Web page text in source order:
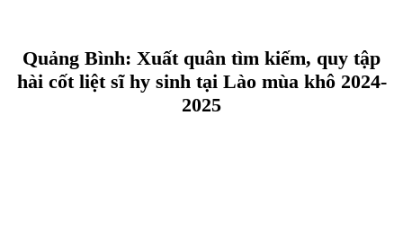
Quảng Bình: Xuất quân tìm kiếm, quy tập
hài cốt liệt sĩ hy sinh tại Lào mùa khô 2024-
2025